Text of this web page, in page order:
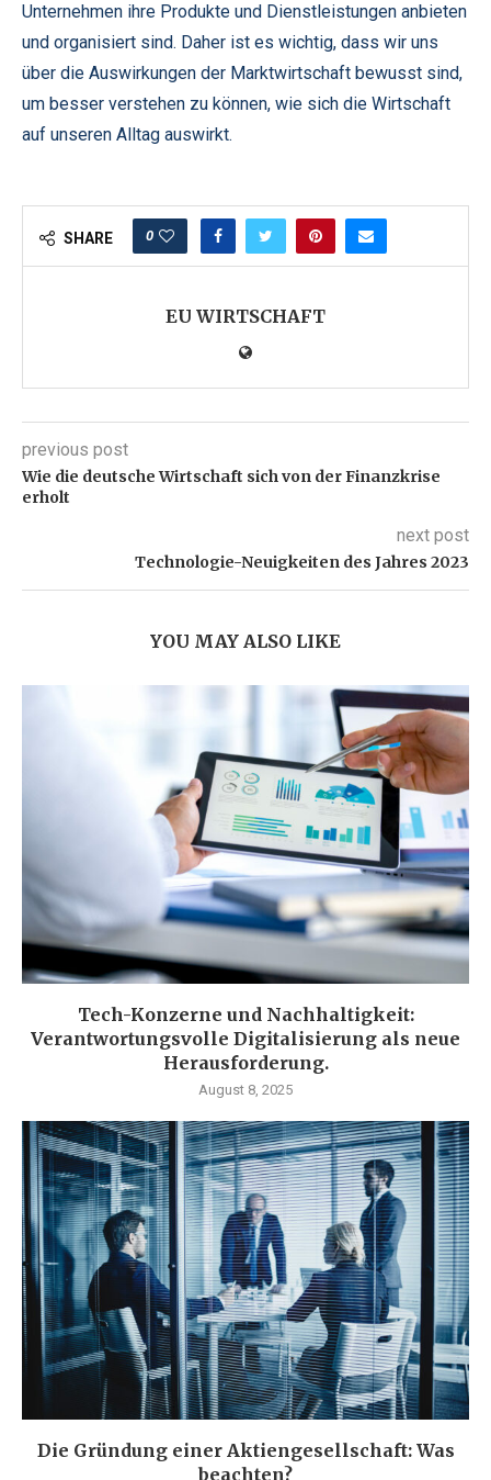
Unternehmen ihre Produkte und Dienstleistungen anbieten
und organisiert sind. Daher ist es wichtig, dass wir uns
über die Auswirkungen der Marktwirtschaft bewusst sind,
um besser verstehen zu können, wie sich die Wirtschaft
auf unseren Alltag auswirkt.
SHARE 0
EU WIRTSCHAFT
previous post
Wie die deutsche Wirtschaft sich von der Finanzkrise
erholt
next post
Technologie-Neuigkeiten des Jahres 2023
YOU MAY ALSO LIKE
Tech-Konzerne und Nachhaltigkeit:
Verantwortungsvolle Digitalisierung als neue
Herausforderung.
August 8, 2025
Die Gründung einer Aktiengesellschaft: Was
beachten?